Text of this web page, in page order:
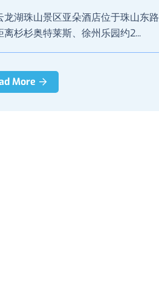
龙湖珠山景区亚朵酒店位于珠山东路
离杉杉奥特莱斯、徐州乐园约2...
More